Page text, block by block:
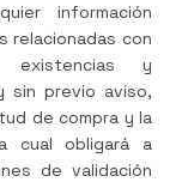
información
relacionadas con
existencias y
sin previo aviso,
de compra y la
cual obligará a
de validación